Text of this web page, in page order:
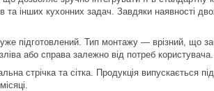
інших кухонних задач. Завдяки наявності
підготовлений. Тип монтажу — врізний, що
або справа залежно від потреб користувача.
стрічка та сітка. Продукція випускається